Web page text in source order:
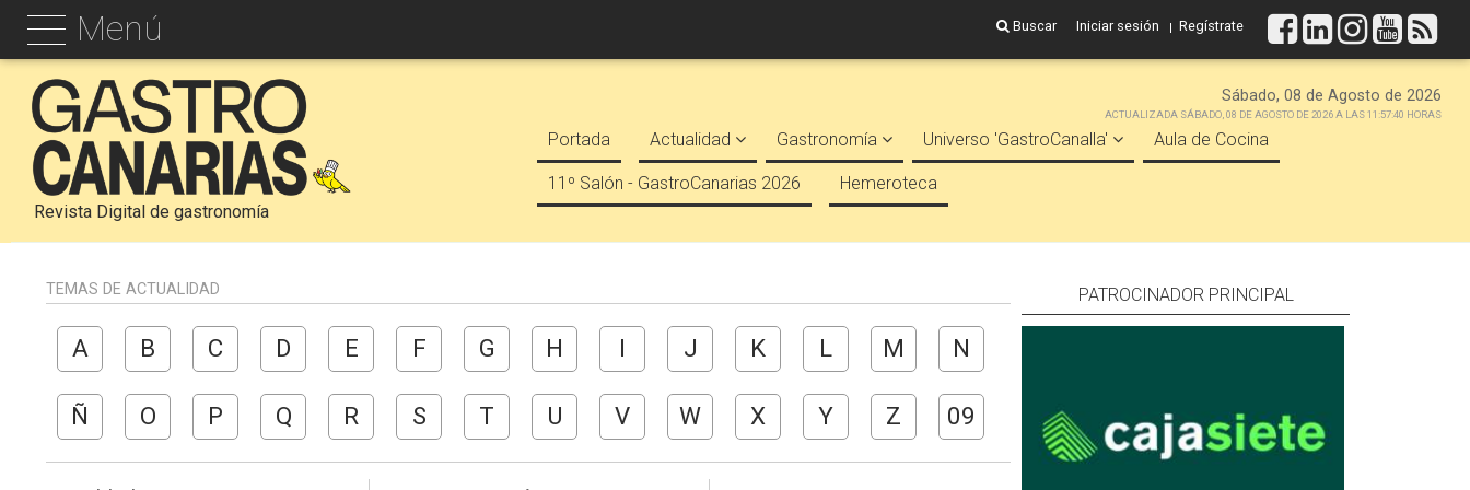
Menú Buscar Iniciar sesión Regístrate
Revista Digital de gastronomía
Sábado, 08 de Agosto de 2026
ACTUALIZADA SÁBADO, 08 DE AGOSTO DE 2026 A LAS 11:57:40 HORAS
Portada Actualidad Gastronomía Universo 'GastroCanalla' Aula de Cocina
11º Salón - GastroCanarias 2026 Hemeroteca
TEMAS DE ACTUALIDAD
A B C D E F G H I J K L M N
Ñ O P Q R S T U V W X Y Z 09
PATROCINADOR PRINCIPAL